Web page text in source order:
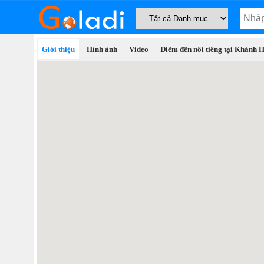
Giới thiệu Hình ảnh Video Điểm đến nổi tiếng tại Khánh